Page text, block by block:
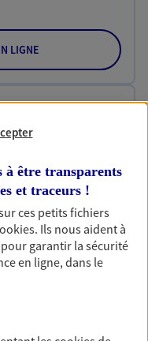
LIGNE
avec votre
matériels pro,
votre
à être transparents
et traceurs !
ces petits fichiers
. Ils nous aident à
garantir la sécurité
en ligne, dans le